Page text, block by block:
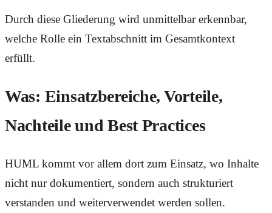
Durch diese Gliederung wird unmittelbar erkennbar,
welche Rolle ein Textabschnitt im Gesamtkontext
erfüllt.
Was: Einsatzbereiche, Vorteile,
Nachteile und Best Practices
HUML kommt vor allem dort zum Einsatz, wo Inhalte
nicht nur dokumentiert, sondern auch strukturiert
verstanden und weiterverwendet werden sollen.